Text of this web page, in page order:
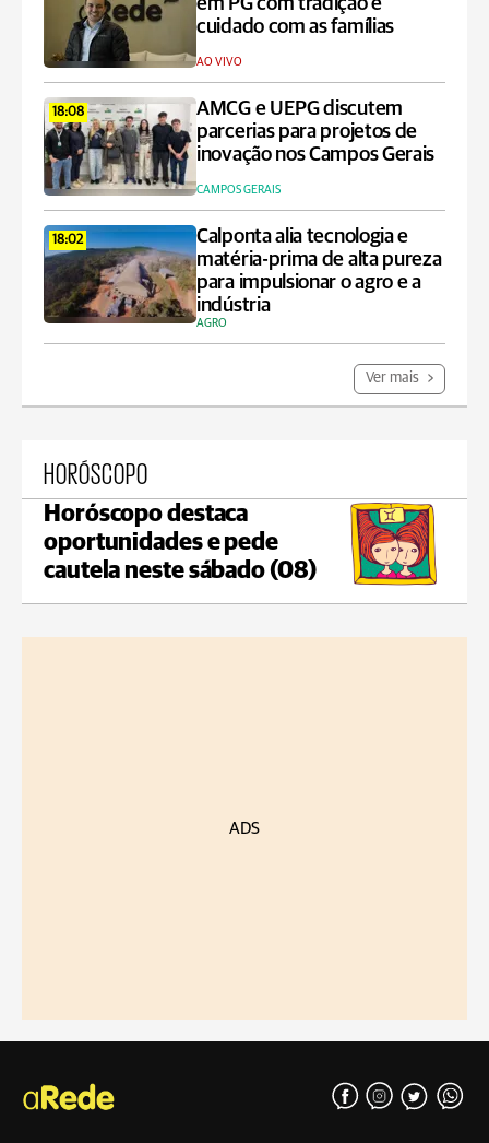
cuidado com as famílias
AO VIVO
18:08
AMCG e UEPG discutem
parcerias para projetos de
inovação nos Campos Gerais
CAMPOS GERAIS
18:02
Calponta alia tecnologia e
matéria-prima de alta pureza
para impulsionar o agro e a
indústria
AGRO
Ver mais
HORÓSCOPO
Horóscopo destaca
oportunidades e pede
cautela neste sábado (08)
ADS